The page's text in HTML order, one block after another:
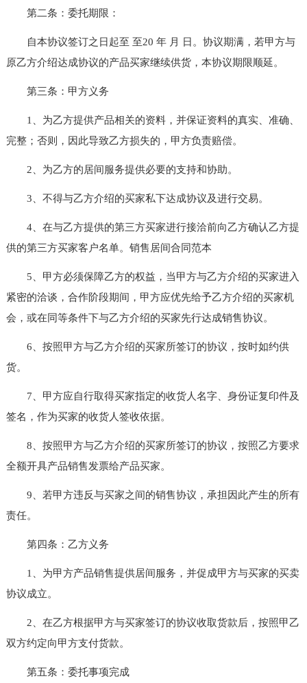
第二条：委托期限：
自本协议签订之日起至 至20 年 月 日。协议期满，若甲方与
原乙方介绍达成协议的产品买家继续供货，本协议期限顺延。
第三条：甲方义务
1、为乙方提供产品相关的资料，并保证资料的真实、准确、
完整；否则，因此导致乙方损失的，甲方负责赔偿。
2、为乙方的居间服务提供必要的支持和协助。
3、不得与乙方介绍的买家私下达成协议及进行交易。
4、在与乙方提供的第三方买家进行接洽前向乙方确认乙方提
供的第三方买家客户名单。销售居间合同范本
5、甲方必须保障乙方的权益，当甲方与乙方介绍的买家进入
紧密的洽谈，合作阶段期间，甲方应优先给予乙方介绍的买家机
会，或在同等条件下与乙方介绍的买家先行达成销售协议。
6、按照甲方与乙方介绍的买家所签订的协议，按时如约供
货。
7、甲方应自行取得买家指定的收货人名字、身份证复印件及
签名，作为买家的收货人签收依据。
8、按照甲方与乙方介绍的买家所签订的协议，按照乙方要求
全额开具产品销售发票给产品买家。
9、若甲方违反与买家之间的销售协议，承担因此产生的所有
责任。
第四条：乙方义务
1、为甲方产品销售提供居间服务，并促成甲方与买家的买卖
协议成立。
2、在乙方根据甲方与买家签订的协议收取货款后，按照甲乙
双方约定向甲方支付货款。
第五条：委托事项完成